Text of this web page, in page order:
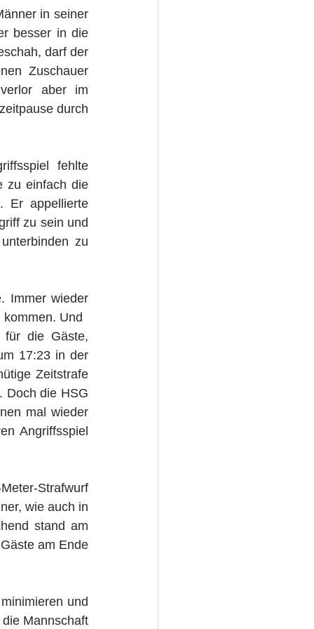
in seiner
besser in die
darf der
Zuschauer
aber im
durch
fehlte
zu einfach die
Er appellierte
zu sein und
zu
Immer wieder
Und
für die Gäste,
17:23 in der
Zeitstrafe
Doch die HSG
mal wieder
Angriffsspiel
Strafwurf
wie auch in
stand am
am Ende
und
Mannschaft